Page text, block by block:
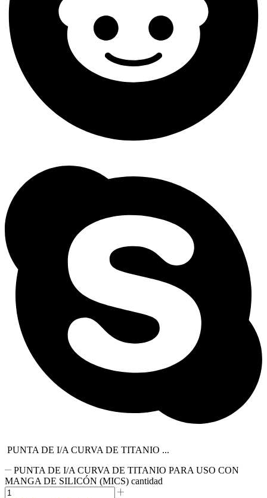
PUNTA DE I/A CURVA DE TITANIO ...
PUNTA DE I/A CURVA DE TITANIO PARA USO CON
MANGA DE SILICÓN (MICS) cantidad